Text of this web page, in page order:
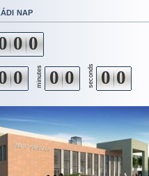
nap
0 0
0 minutes 0 0 seconds 0 0